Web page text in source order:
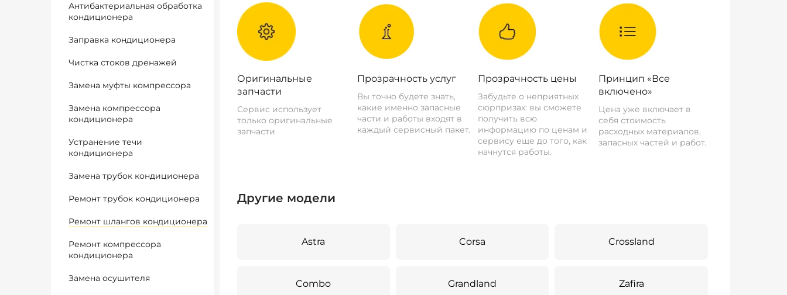
Антибактериальная обработка
кондиционера
Заправка кондиционера
Чистка стоков дренажей
Замена муфты компрессора
Замена компрессора
кондиционера
Устранение течи
кондиционера
Замена трубок кондиционера
Ремонт трубок кондиционера
Ремонт шлангов кондиционера
Ремонт компрессора
кондиционера
Замена осушителя
Оригинальные
запчасти
Сервис использует
только оригинальные
запчасти
Прозрачность услуг
Вы точно будете знать,
какие именно запасные
части и работы входят в
каждый сервисный пакет.
Прозрачность цены
Забудьте о неприятных
сюрпризах: вы сможете
получить всю
информацию по ценам и
сервису еще до того, как
начнутся работы.
Принцип «Все
включено»
Цена уже включает в
себя стоимость
расходных материалов,
запасных частей и работ.
Другие модели
Astra Corsa Crossland
Combo Grandland Zafira